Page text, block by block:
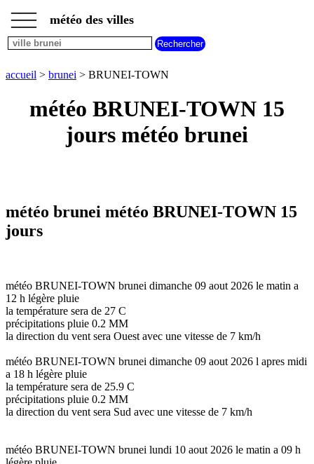
accueil
météo
brunei
___
___ météo des villes
accueil > brunei > BRUNEI-TOWN
météo BRUNEI-TOWN 15
jours météo brunei
météo brunei météo BRUNEI-TOWN 15
jours
météo BRUNEI-TOWN brunei dimanche 09 aout 2026 le matin a
12 h légère pluie
la température sera de 27 C
précipitations pluie 0.2 MM
la direction du vent sera Ouest avec une vitesse de 7 km/h
météo BRUNEI-TOWN brunei dimanche 09 aout 2026 l apres midi
a 18 h légère pluie
la température sera de 25.9 C
précipitations pluie 0.2 MM
la direction du vent sera Sud avec une vitesse de 7 km/h
météo BRUNEI-TOWN brunei lundi 10 aout 2026 le matin a 09 h